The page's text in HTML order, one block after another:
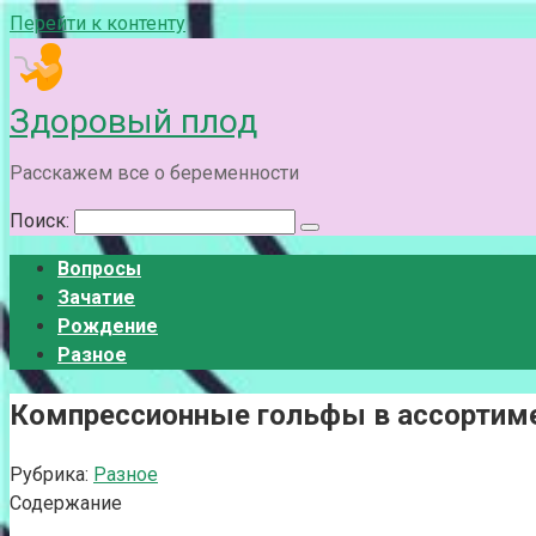
Перейти к контенту
Здоровый плод
Расскажем все о беременности
Поиск:
Вопросы
Зачатие
Рождение
Разное
Компрессионные гольфы в
Рубрика: Разное
Содержание